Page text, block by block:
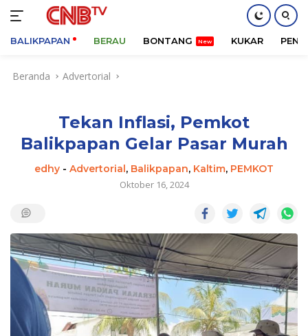
BALIKPAPAN BERAU BONTANG KUKAR
Beranda Advertorial
Tekan Inflasi, Pemkot
Balikpapan Gelar Pasar Murah
edhy - Advertorial, Balikpapan, Kaltim, PEMKOT
Oktober 16, 2024